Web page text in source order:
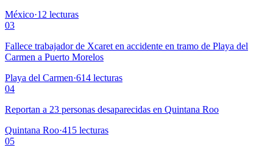
México·12 lecturas
03
Fallece trabajador de Xcaret en accidente en tramo de Playa del
Carmen a Puerto Morelos
Playa del Carmen·614 lecturas
04
Reportan a 23 personas desaparecidas en Quintana Roo
Quintana Roo·415 lecturas
05